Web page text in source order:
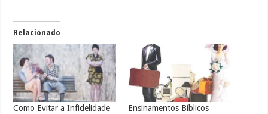
Relacionado
Como Evitar a Infidelidade
Ensinamentos Bíblicos